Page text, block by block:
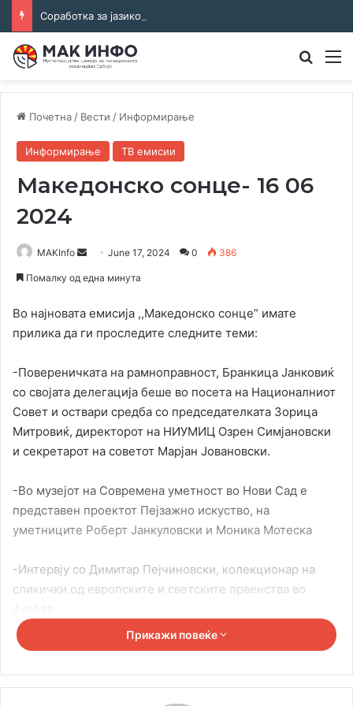
Почетна / Вести / Информирање
Информирање ТВ емисии
Македонско сонце- 16 06
2024
MAKInfo
Send June 17, 2024 0 386
Помалку од една минута
Во најновата емисија ,,Македонско сонце” имате
прилика да ги проследите следните теми:
-Повереничката на рамноправност, Бранкица Јанковиќ
со својата делегација беше во посета на Националниот
Совет и оствари средба со председателката Зорица
Митровиќ, директорот на НИУМИЦ Озрен Симјановски
и секретарот на советот Марјан Јовановски.
-Во музејот на Современа уметност во Нови Сад е
представен проектот Пејзажно искуство, на
уметниците Роберт Јанкуловски и Моника Мотеска
-Интервју со Димитар Пејчиновски, колекционар на
сликички од европските и светските првенства во
Прикажи повеќе